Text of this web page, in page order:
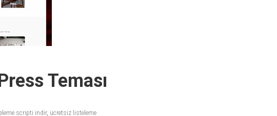
Teması
scripti indir, ücretsiz listeleme